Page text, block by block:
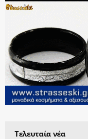
Τελευταία νέα